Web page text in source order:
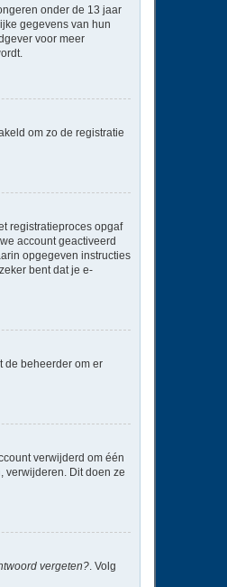
onder de 13 jaar
gegevens van hun
voor meer
om zo de registratie
registratieproces opgaf
account geactiveerd
opgegeven instructies
bent dat je e-
de beheerder om er
verwijderd om één
verwijderen. Dit doen ze
vergeten?. Volg